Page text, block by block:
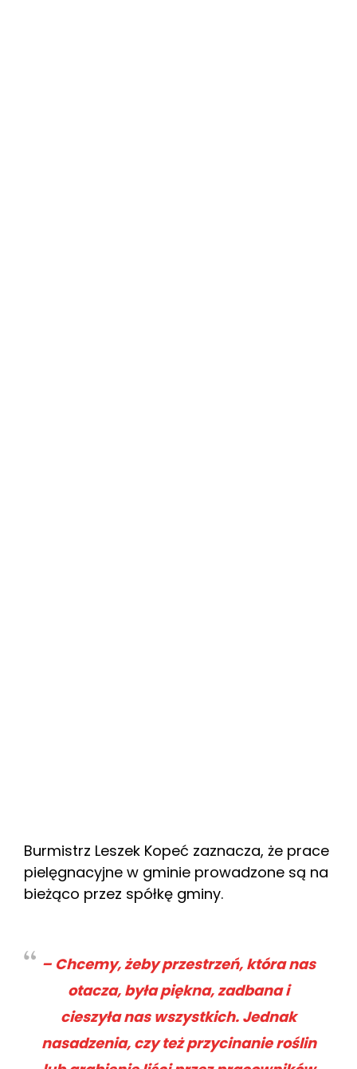
Burmistrz Leszek Kopeć zaznacza, że prace
pielęgnacyjne w gminie prowadzone są na
bieżąco przez spółkę gminy.
– Chcemy, żeby przestrzeń, która nas
otacza, była piękna, zadbana i
cieszyła nas wszystkich. Jednak
nasadzenia, czy też przycinanie roślin